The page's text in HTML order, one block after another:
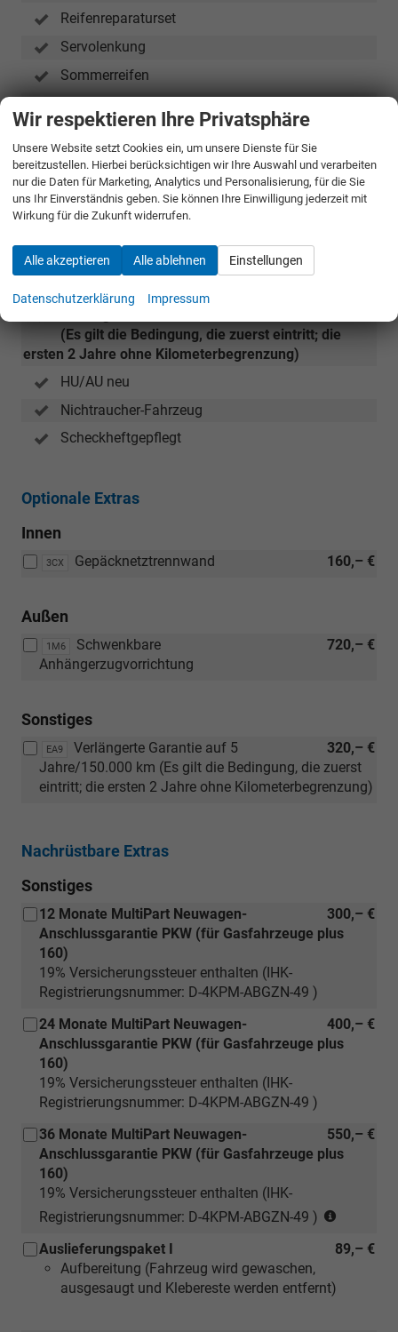
Reifenreparaturset
Servolenkung
Sommerreifen
Zentralverriegelung und Easy Start (Start-Stopp-
Taste anstelle des Zündschlosses)
Zwei Fahrzeugschlüssel
Batteriegarantie für 8 Jahre/160.000 km
(Es gilt die Bedingung, die zuerst eintritt; die
ersten 2 Jahre ohne Kilometerbegrenzung)
HU/AU neu
Nichtraucher-Fahrzeug
Scheckheftgepflegt
Optionale Extras
Innen
3CX 160,– €
Gepäcknetztrennwand
Außen
1M6 720,– €
Schwenkbare
Anhängerzugvorrichtung
Sonstiges
EA9 320,– €
Verlängerte Garantie auf 5
Jahre/150.000 km (Es gilt die Bedingung, die zuerst
eintritt; die ersten 2 Jahre ohne Kilometerbegrenzung)
Nachrüstbare Extras
Sonstiges
300,– €
12 Monate MultiPart Neuwagen-
Anschlussgarantie PKW (für Gasfahrzeuge plus
160)
19% Versicherungssteuer enthalten (IHK-
Registrierungsnummer: D-4KPM-ABGZN-49 )
400,– €
24 Monate MultiPart Neuwagen-
Anschlussgarantie PKW (für Gasfahrzeuge plus
160)
19% Versicherungssteuer enthalten (IHK-
Registrierungsnummer: D-4KPM-ABGZN-49 )
550,– €
36 Monate MultiPart Neuwagen-
Anschlussgarantie PKW (für Gasfahrzeuge plus
160)
19% Versicherungssteuer enthalten (IHK-
Registrierungsnummer: D-4KPM-ABGZN-49 )
89,– €
Auslieferungspaket I
Aufbereitung (Fahrzeug wird gewaschen,
ausgesaugt und Klebereste werden entfernt)
Wir respektieren Ihre Privatsphäre
Unsere Website setzt Cookies ein, um unsere Dienste für Sie
bereitzustellen. Hierbei berücksichtigen wir Ihre Auswahl und verarbeiten
nur die Daten für Marketing, Analytics und Personalisierung, für die Sie
uns Ihr Einverständnis geben. Sie können Ihre Einwilligung jederzeit mit
Wirkung für die Zukunft widerrufen.
Alle akzeptieren Alle ablehnen Einstellungen
Datenschutzerklärung Impressum